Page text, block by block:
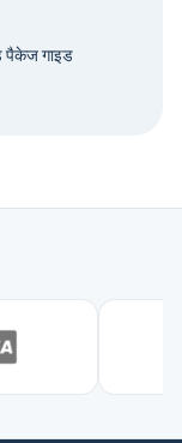
पैकेज गाइड